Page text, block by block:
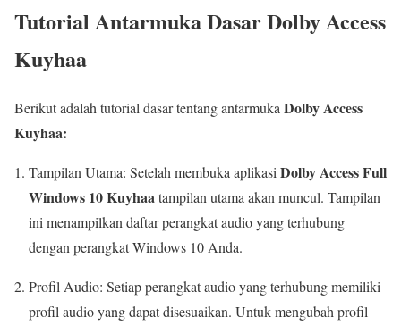
Tutorial Antarmuka Dasar Dolby Access
Kuyhaa
Berikut adalah tutorial dasar tentang antarmuka Dolby Access
Kuyhaa:
Tampilan Utama: Setelah membuka aplikasi Dolby Access Full
Windows 10 Kuyhaatampilan utama akan muncul. Tampilan
ini menampilkan daftar perangkat audio yang terhubung
dengan perangkat Windows 10 Anda.
Profil Audio: Setiap perangkat audio yang terhubung memiliki
profil audio yang dapat disesuaikan. Untuk mengubah profil